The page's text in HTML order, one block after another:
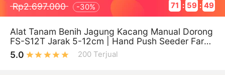
Rp2.697.000 -30% 71 : 59 : 49
Alat Tanam Benih Jagung Kacang Manual Dorong
FS-S12T Jarak 5-12cm | Hand Push Seeder Farm
work Solution
5.0 200 Terjual